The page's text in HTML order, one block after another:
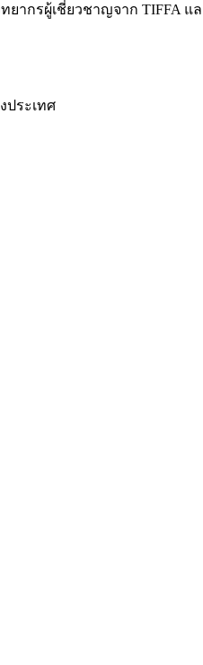
กรผู้เชี่ยวชาญจาก TIFFA แล
ประเทศ